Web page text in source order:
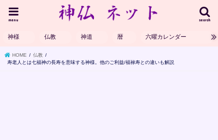
search
menu
神様 仏教 神道 暦 六曜カレンダー
HOME
仏教
寿老人とは七福神の長寿を意味する神様。他のご利益/福禄寿との違いも解説